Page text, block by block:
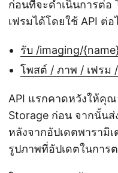
ก่อนที่จะดำเนินการต่อ
เฟรมได้โดยใช้ API ต่
รับ /imaging/
โพสต์ / ภาพ / เฟรม
API แรกคาดหวังให้คุ
Storage ก่อน จากนั้นส่
หลังจากอัปเดตพารามิ
รูปภาพที่อัปเดตในการ